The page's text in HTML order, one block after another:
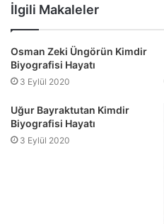
İlgili Makaleler
Osman Zeki Üngörün Kimdir
Biyografisi Hayatı
3 Eylül 2020
Uğur Bayraktutan Kimdir
Biyografisi Hayatı
3 Eylül 2020